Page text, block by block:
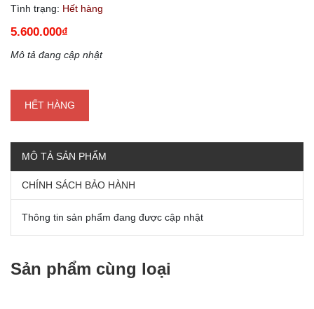
Tình trạng: Hết hàng
5.600.000₫
Mô tả đang cập nhật
HẾT HÀNG
MÔ TẢ SẢN PHẨM
CHÍNH SÁCH BẢO HÀNH
Thông tin sản phẩm đang được cập nhật
Sản phẩm cùng loại